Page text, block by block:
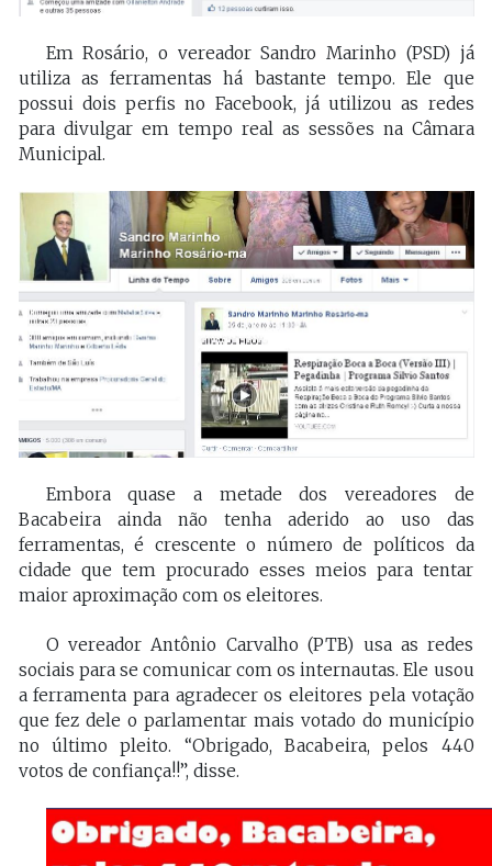
Em Rosário, o vereador Sandro Marinho (PSD) já
utiliza as ferramentas há bastante tempo. Ele que
possui dois perfis no Facebook, já utilizou as redes
para divulgar em tempo real as sessões na Câmara
Municipal.
Embora quase a metade dos vereadores de
Bacabeira ainda não tenha aderido ao uso das
ferramentas, é crescente o número de políticos da
cidade que tem procurado esses meios para tentar
maior aproximação com os eleitores.
O vereador Antônio Carvalho (PTB) usa as redes
sociais para se comunicar com os internautas. Ele usou
a ferramenta para agradecer os eleitores pela votação
que fez dele o parlamentar mais votado do município
no último pleito. “Obrigado, Bacabeira, pelos 440
votos de confiança!!”, disse.